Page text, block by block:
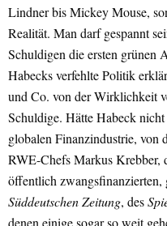
Lindner bis Mickey Mouse,
Realität. Man darf gespannt
Schuldigen die ersten grünen
Habecks verfehlte Politik
und Co. von der Wirklichkeit
Schuldige. Hätte Habeck
globalen Finanzindustrie, von
RWE-Chefs Markus Krebber,
öffentlich
SüddeutschenZeitung, des
denen einige sogar so weit